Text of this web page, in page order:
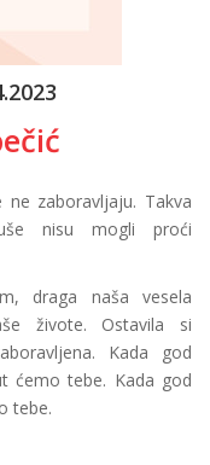
zaboravljaju. Takva
nisu mogli proći
draga naša vesela
živote. Ostavila si
Kada god
ćemo tebe. Kada god
tebe.